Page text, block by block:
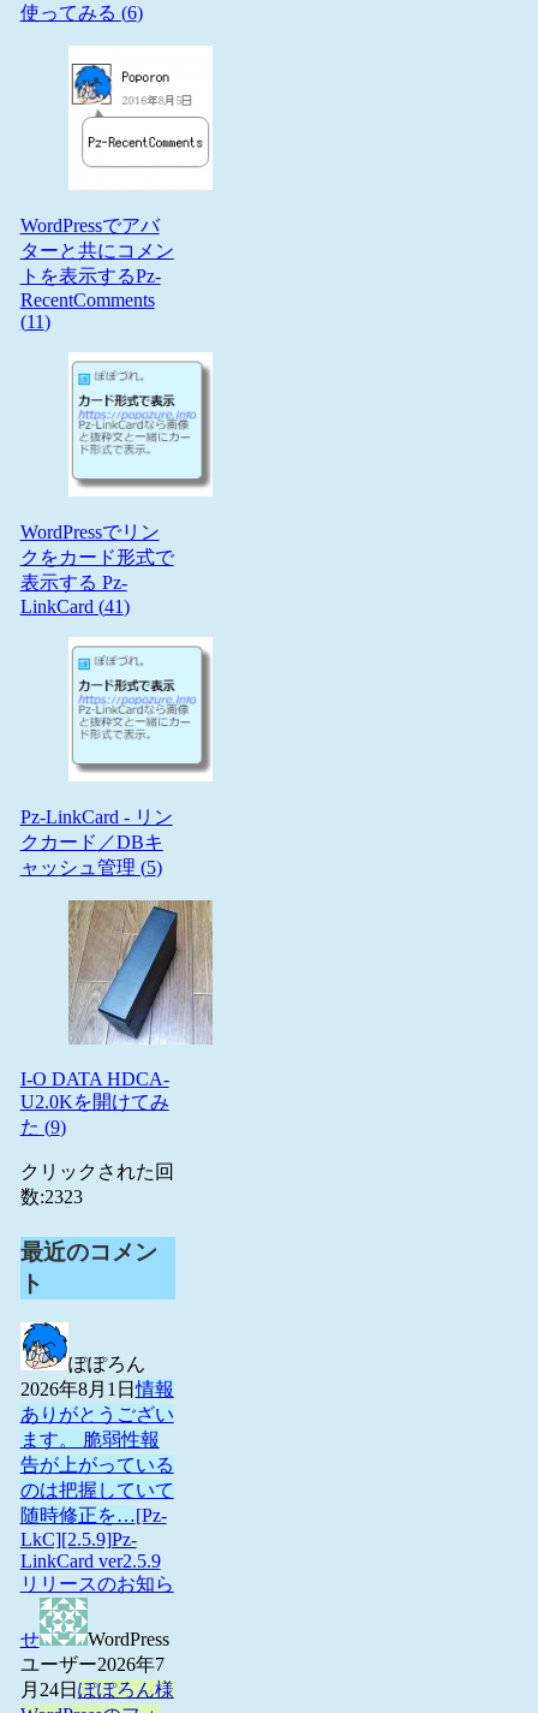
使ってみる (6)
WordPressでアバ
ターと共にコメン
トを表示するPz-
RecentComments
(11)
WordPressでリン
クをカード形式で
表示する Pz-
LinkCard (41)
Pz-LinkCard - リン
クカード／DBキ
ャッシュ管理 (5)
I-O DATA HDCA-
U2.0Kを開けてみ
た (9)
クリックされた回
数:2323
最近のコメン
ト
ぽぽろん
2026年8月1日情報
ありがとうござい
ます。 脆弱性報
告が上がっている
のは把握していて
随時修正を…[Pz-
LkC][2.5.9]Pz-
LinkCard ver2.5.9
リリースのお知ら
せ
WordPress
ユーザー2026年7
月24日 ぽぽろん様